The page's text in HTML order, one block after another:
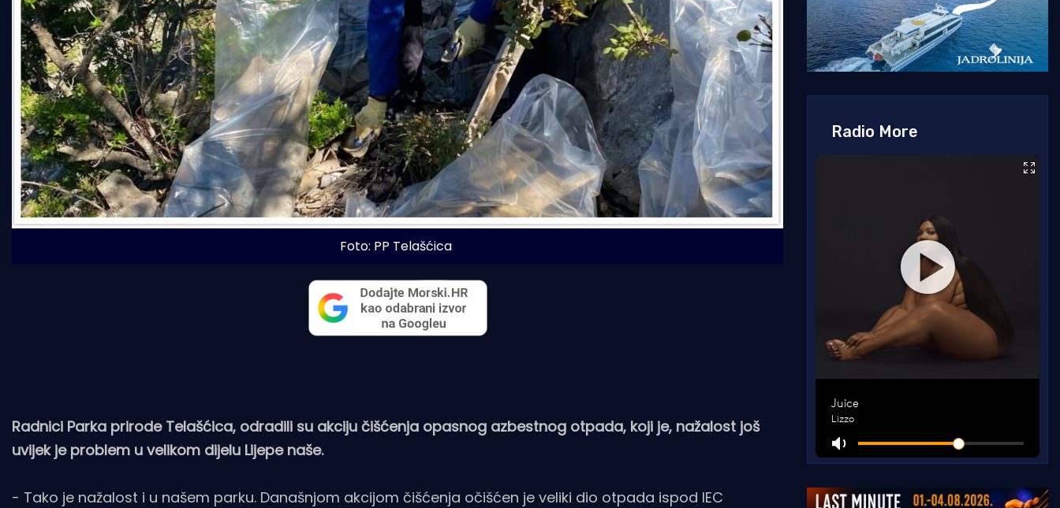
Foto: PP Telašćica
Radnici Parka prirode Telašćica, odradili su akciju čišćenja opasnog azbestnog otpada, koji je, nažalost još
uvijek je problem u velikom dijelu Lijepe naše.
- Tako je nažalost i u našem parku. Današnjom akcijom čišćenja očišćen je veliki dio otpada ispod IEC
Radio More